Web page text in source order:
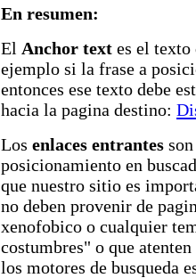
En resumen:
El Anchor text es el texto
ejemplo si la frase a
entonces ese texto debe
hacia la pagina destino:
Los enlaces entrantes
posicionamiento en
que nuestro sitio es
no deben provenir de
xenofobico o cualquier
costumbres" o que
los motores de busqueda